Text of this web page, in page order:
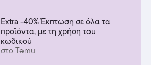
Extra -40% Έκπτωση σε όλα τα
προϊόντα, με τη χρήση του
κωδικού
στο Temu